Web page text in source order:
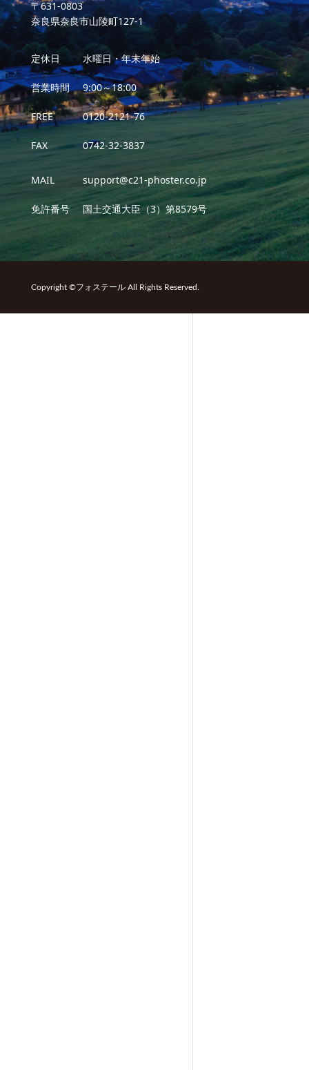
〒631-0803
奈良県奈良市山陵町127-1
定休日 水曜日・年末年始
営業時間 9:00～18:00
FREE 0120-2121-76
FAX 0742-32-3837
MAIL support@c21-phoster.co.jp
免許番号 国土交通大臣（3）第8579号
Copyright ©フォステール All Rights Reserved.